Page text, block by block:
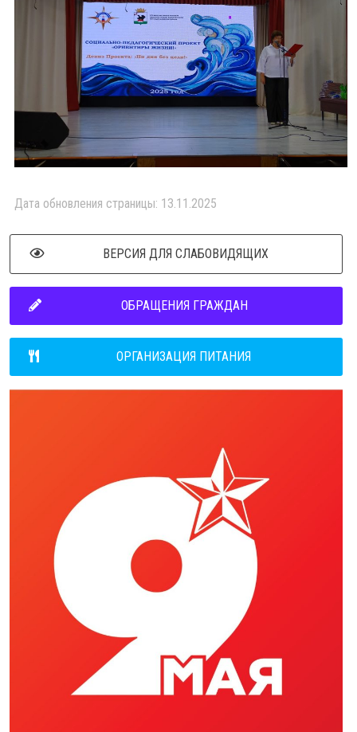
Дата обновления страницы: 13.11.2025
ВЕРСИЯ ДЛЯ СЛАБОВИДЯЩИХ
ОБРАЩЕНИЯ ГРАЖДАН
ОРГАНИЗАЦИЯ ПИТАНИЯ